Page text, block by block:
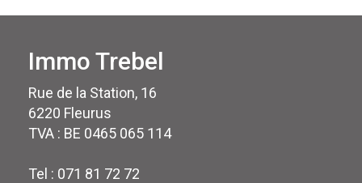
Immo Trebel
Rue de la Station, 16
6220 Fleurus
TVA : BE 0465 065 114
Tel : 071 81 72 72